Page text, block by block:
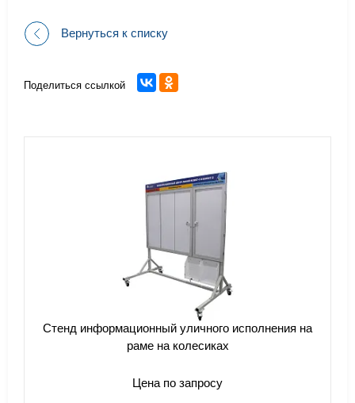
Вернуться к списку
Поделиться ссылкой
Стенд информационный уличного исполнения на
раме на колесиках
Цена по запросу